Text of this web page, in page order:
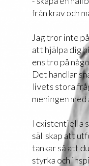
från krav och
Jag tror inte
att hjälpa dig
ens tro på
Det handlar
livets stora
meningen
I existentiella
sällskap att
tankar så att
styrka och